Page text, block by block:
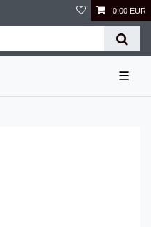
0,00 EUR
☰